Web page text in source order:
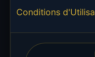
Conditions